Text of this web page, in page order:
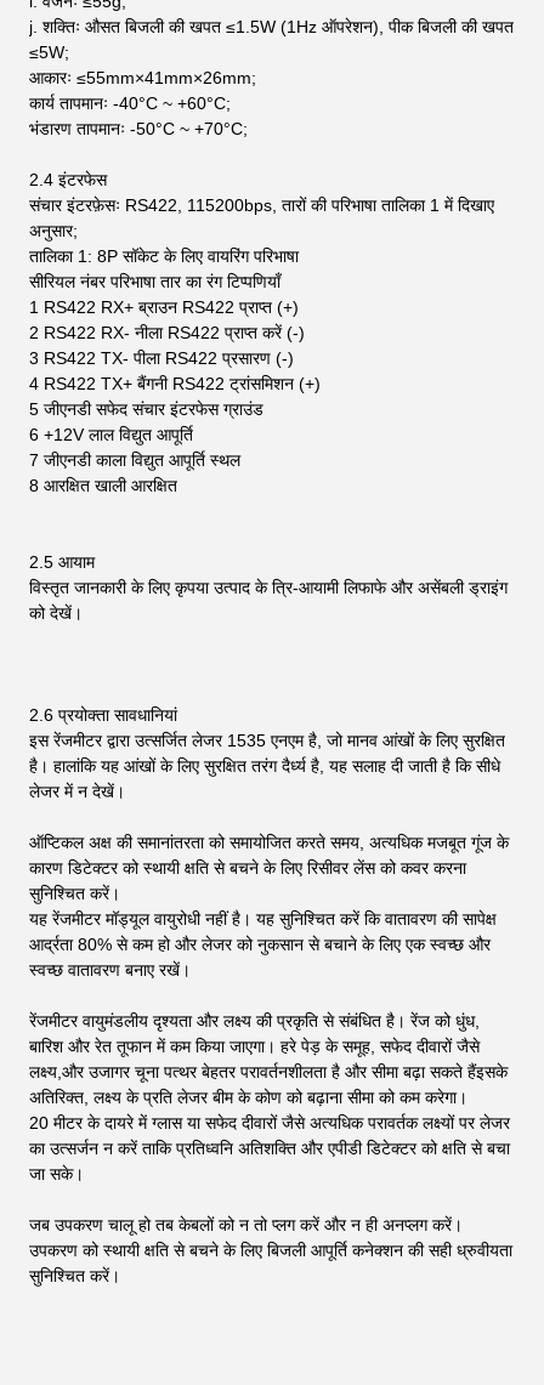
j. शक्तिः औसत बिजली की खपत ≤1.5W (1Hz ऑपरेशन), पीक बिजली की खपत
≤5W;
आकारः ≤55mm×41mm×26mm;
कार्य तापमानः -40°C ~ +60°C;
भंडारण तापमानः -50°C ~ +70°C;
2.4 इंटरफेस
संचार इंटरफ़ेसः RS422, 115200bps, तारों की परिभाषा तालिका 1 में दिखाए
अनुसार;
तालिका 1: 8P सॉकेट के लिए वायरिंग परिभाषा
सीरियल नंबर परिभाषा तार का रंग टिप्पणियाँ
1 RS422 RX+ ब्राउन RS422 प्राप्त (+)
2 RS422 RX- नीला RS422 प्राप्त करें (-)
3 RS422 TX- पीला RS422 प्रसारण (-)
4 RS422 TX+ बैंगनी RS422 ट्रांसमिशन (+)
5 जीएनडी सफेद संचार इंटरफेस ग्राउंड
6 +12V लाल विद्युत आपूर्ति
7 जीएनडी काला विद्युत आपूर्ति स्थल
8 आरक्षित खाली आरक्षित
2.5 आयाम
विस्तृत जानकारी के लिए कृपया उत्पाद के त्रि-आयामी लिफाफे और असेंबली ड्राइंग
को देखें।
2.6 प्रयोक्ता सावधानियां
इस रेंजमीटर द्वारा उत्सर्जित लेजर 1535 एनएम है, जो मानव आंखों के लिए सुरक्षित
है। हालांकि यह आंखों के लिए सुरक्षित तरंग दैर्ध्य है, यह सलाह दी जाती है कि सीधे
लेजर में न देखें।
ऑप्टिकल अक्ष की समानांतरता को समायोजित करते समय, अत्यधिक मजबूत गूंज के
कारण डिटेक्टर को स्थायी क्षति से बचने के लिए रिसीवर लेंस को कवर करना
सुनिश्चित करें।
यह रेंजमीटर मॉड्यूल वायुरोधी नहीं है। यह सुनिश्चित करें कि वातावरण की सापेक्ष
आर्द्रता 80% से कम हो और लेजर को नुकसान से बचाने के लिए एक स्वच्छ और
स्वच्छ वातावरण बनाए रखें।
रेंजमीटर वायुमंडलीय दृश्यता और लक्ष्य की प्रकृति से संबंधित है। रेंज को धुंध,
बारिश और रेत तूफान में कम किया जाएगा। हरे पेड़ के समूह, सफेद दीवारों जैसे
लक्ष्य,और उजागर चूना पत्थर बेहतर परावर्तनशीलता है और सीमा बढ़ा सकते हैंइसके
अतिरिक्त, लक्ष्य के प्रति लेजर बीम के कोण को बढ़ाना सीमा को कम करेगा।
20 मीटर के दायरे में ग्लास या सफेद दीवारों जैसे अत्यधिक परावर्तक लक्ष्यों पर लेजर
का उत्सर्जन न करें ताकि प्रतिध्वनि अतिशक्ति और एपीडी डिटेक्टर को क्षति से बचा
जा सके।
जब उपकरण चालू हो तब केबलों को न तो प्लग करें और न ही अनप्लग करें।
उपकरण को स्थायी क्षति से बचने के लिए बिजली आपूर्ति कनेक्शन की सही ध्रुवीयता
सुनिश्चित करें।